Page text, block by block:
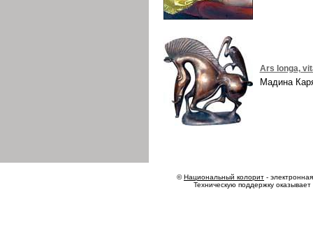
Ars longa,
Мадина
©Национальный колорит -
Техническую поддержку